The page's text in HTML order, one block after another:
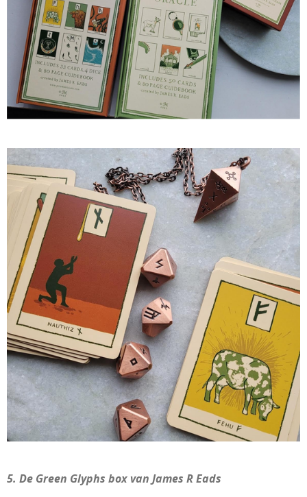
5. De Green Glyphs box van James R Eads